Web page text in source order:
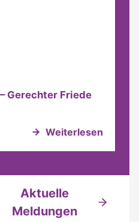
Gerechter Friede
Weiterlesen
Aktuelle
Meldungen